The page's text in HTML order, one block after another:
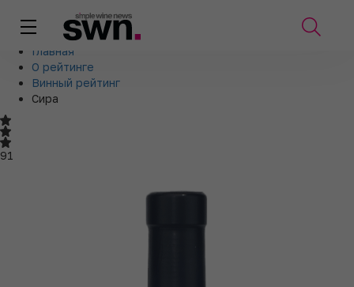
Главная
О рейтинге
Винный рейтинг
Сира
91